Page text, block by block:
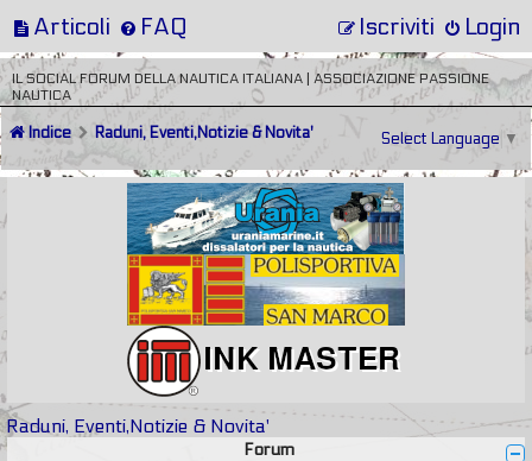
Articoli FAQ Login
Iscriviti
IL SOCIAL FORUM DELLA NAUTICA ITALIANA | ASSOCIAZIONE PASSIONE
NAUTICA
Indice Raduni, Eventi,Notizie & Novita' Select Language ▼
Raduni, Eventi,Notizie & Novita'
Forum